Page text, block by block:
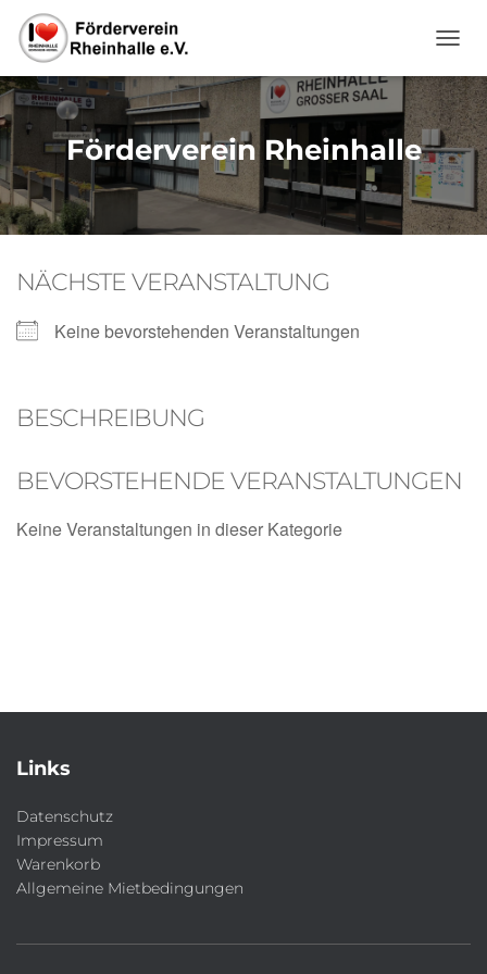
Förderverein Rheinhalle
NÄCHSTE VERANSTALTUNG
Keine bevorstehenden Veranstaltungen
BESCHREIBUNG
BEVORSTEHENDE VERANSTALTUNGEN
Keine Veranstaltungen in dieser Kategorie
Links
Datenschutz
Impressum
Warenkorb
Allgemeine Mietbedingungen